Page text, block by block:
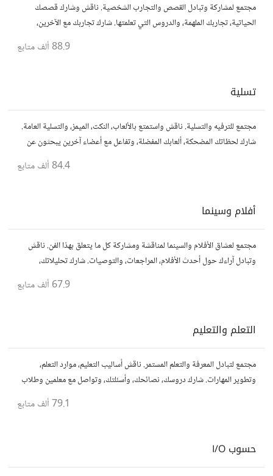
مجتمع لمشاركة وتبادل القصص والتجارب الشخصية. ناقش وشارك قصصك
الحياتية، تجاربك الملهمة، والدروس التي تعلمتها. شارك تجاربك مع الآخرين،
88.9 ألف متابع
تسلية
مجتمع للترفيه والتسلية. ناقش واستمتع بالألعاب، النكت، الميمز، والتسلية العامة.
شارك لحظاتك المضحكة، ألعابك المفضلة، وتفاعل مع أعضاء آخرين يبحثون عن
84.4 ألف متابع
أفلام وسينما
مجتمع لعشاق الأفلام والسينما لمناقشة ومشاركة كل ما يتعلق بهذا الفن. ناقش
وتبادل آراءك حول أحدث الأفلام، المراجعات، والتوصيات. شارك تحليلاتك،
قصصك، واستمتع بنقاشات حول الأفلام والمخرجين والسيناريوهات.
67.9 ألف متابع
التعلم والتعليم
مجتمع لتبادل المعرفة والتعلم المستمر. ناقش أساليب التعليم، موارد التعلم،
وتطوير المهارات. شارك دروسك، نصائحك، وأسئلتك، وتواصل مع معلمين وطلاب
79.1 ألف متابع
حسوب I/O